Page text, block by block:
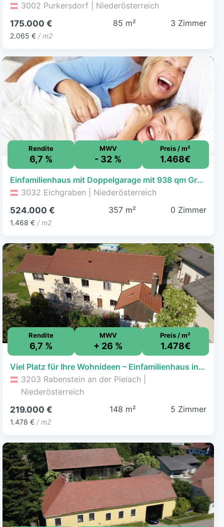
3002 Purkersdorf | Niederösterreich
175.000 €
2.065 € / m2
85 m² 3 Zimmer
Rendite
6,7 %
MWV
- 32 %
Preis / m²
1.468€
Einfamilienhaus mit Doppelgarage mit 938 qm Grund
3032 Eichgraben | Niederösterreich
524.000 €
1.468 € / m2
357 m² 0 Zimmer
Rendite
6,7 %
MWV
+ 26 %
Preis / m²
1.478€
Viel Platz für Ihre Wohnideen – Einfamilienhaus in Rabenstein
3203 Rabenstein an der Pielach |
Niederösterreich
219.000 €
1.478 € / m2
148 m² 5 Zimmer